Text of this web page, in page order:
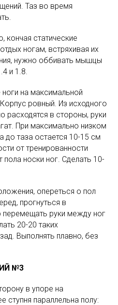
Таз во время
кончая статические
ногам, встряхивая их
нужно оббивать мышцы
и 1.8.
на максимальной
ровный. Из исходного
расходятся в стороны, руки
При максимально низком
до таза остается 10-15 см
от тренированности
пола носки ног. Сделать 10-
опереться о пол
прогнуться в
перемещать руки между ног
20-20 таких
Выполнять плавно, без
№3
в упоре на
ступня параллельна полу: